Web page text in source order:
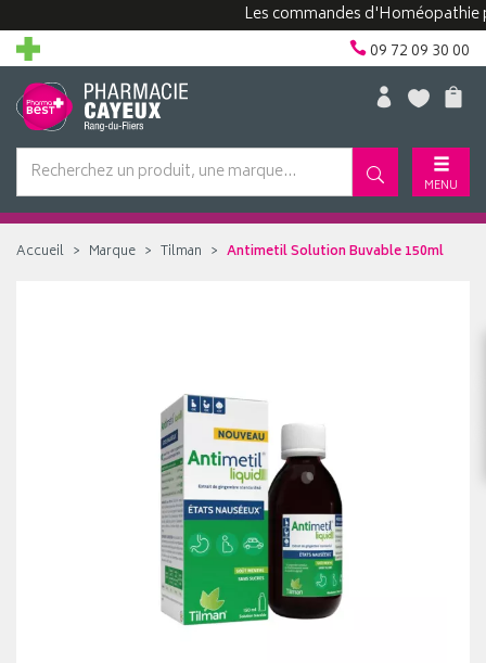
Les commandes d'Homéopathie
09 72 09 30 00
MENU
Accueil Marque Tilman Antimetil Solution Buvable 150ml